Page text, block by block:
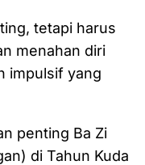
tetapi harus
menahan diri
impulsif yang
penting Ba Zi
di Tahun Kuda